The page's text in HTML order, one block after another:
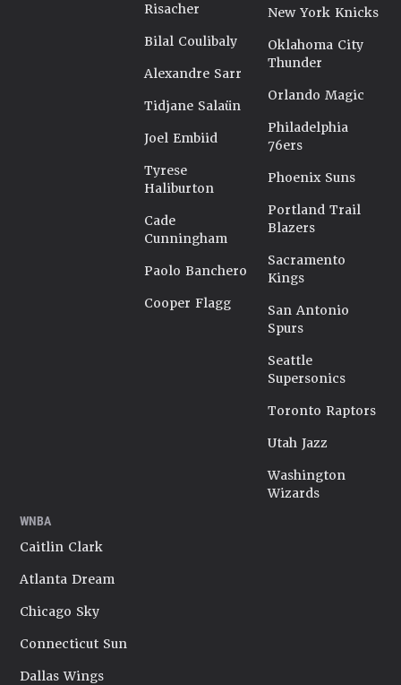
Risacher
Bilal Coulibaly
Alexandre Sarr
Tidjane Salaün
Joel Embiid
Tyrese
Haliburton
Cade
Cunningham
Paolo Banchero
Cooper Flagg
New York Knicks
Oklahoma City
Thunder
Orlando Magic
Philadelphia
76ers
Phoenix Suns
Portland Trail
Blazers
Sacramento
Kings
San Antonio
Spurs
Seattle
Supersonics
Toronto Raptors
Utah Jazz
Washington
Wizards
WNBA
Caitlin Clark
Atlanta Dream
Chicago Sky
Connecticut Sun
Dallas Wings